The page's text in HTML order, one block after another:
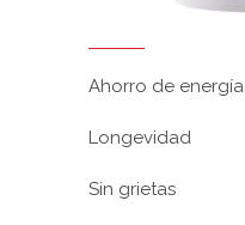
Ahorro de energía
Longevidad
Sin grietas